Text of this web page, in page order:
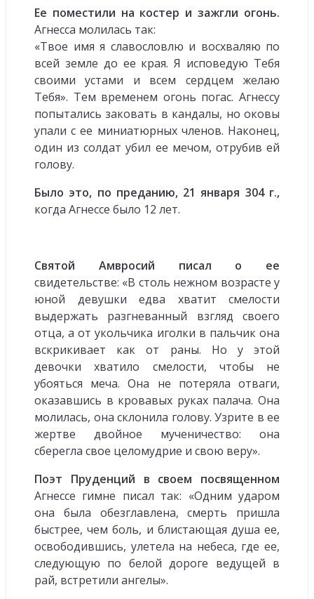
Ее поместили на костер и зажгли огонь.
Агнесса молилась так:
«Твое имя я славословлю и восхваляю по
всей земле до ее края. Я исповедую Тебя
своими устами и всем сердцем желаю
Тебя». Тем временем огонь погас. Агнессу
попытались заковать в кандалы, но оковы
упали с ее миниатюрных членов. Наконец,
один из солдат убил ее мечом, отрубив ей
голову.
Было это, по преданию, 21 января 304 г.,
когда Агнессе было 12 лет.
Святой Амвросий писал о ее
свидетельстве: «В столь нежном возрасте у
юной девушки едва хватит смелости
выдержать разгневанный взгляд своего
отца, а от укольчика иголки в пальчик она
вскрикивает как от раны. Но у этой
девочки хватило смелости, чтобы не
убояться меча. Она не потеряла отваги,
оказавшись в кровавых руках палача. Она
молилась, она склонила голову. Узрите в ее
жертве двойное мученичество: она
сберегла свое целомудрие и свою веру».
Поэт Пруденций в своем посвященном
Агнессе гимне писал так: «Одним ударом
она была обезглавлена, смерть пришла
быстрее, чем боль, и блистающая душа ее,
освободившись, улетела на небеса, где ее,
следующую по белой дороге ведущей в
рай, встретили ангелы».